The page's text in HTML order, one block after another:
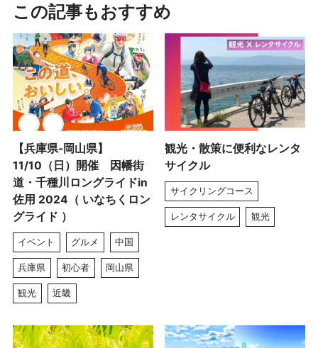
この記事もおすすめ
【兵庫県-岡山県】
11/10（日）開催 因幡街
道・千種川ロングライドin
佐用 2024（ いなちくロン
グライド ）
イベント グルメ 中国
兵庫県 初心者 岡山県
観光 近畿
観光・散策に便利なレンタ
サイクル
サイクリングコース
レンタサイクル 観光